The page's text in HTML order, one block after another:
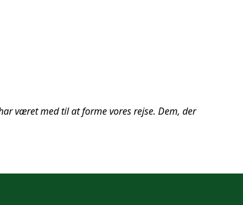
været med til at forme vores rejse. Dem, der